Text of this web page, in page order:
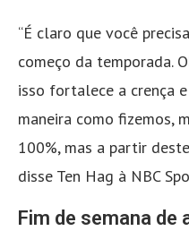
“É claro que você
começo da temporada.
isso fortalece a crença
maneira como fizemos,
100%, mas a partir
disse Ten Hag à NBC
Fim de semana de